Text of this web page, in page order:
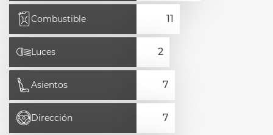
Combustible
Luces
Asientos
Dirección